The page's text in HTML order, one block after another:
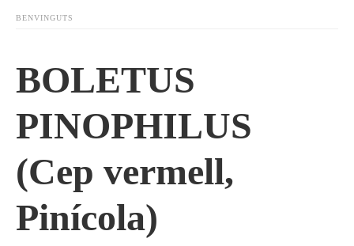
BENVINGUTS
BOLETUS
PINOPHILUS
(Cep vermell,
Pinícola)